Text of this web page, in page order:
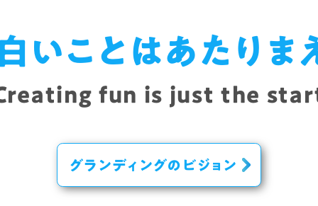
いことはあたりま
fun is just the
グランディングのビジョン